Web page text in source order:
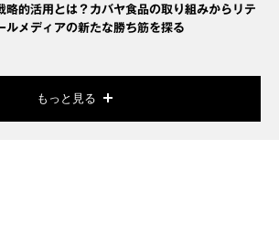
略的活用とは？カバヤ食品の取り組みからリテ
ルメディアの新たな勝ち筋を探る
もっと見る